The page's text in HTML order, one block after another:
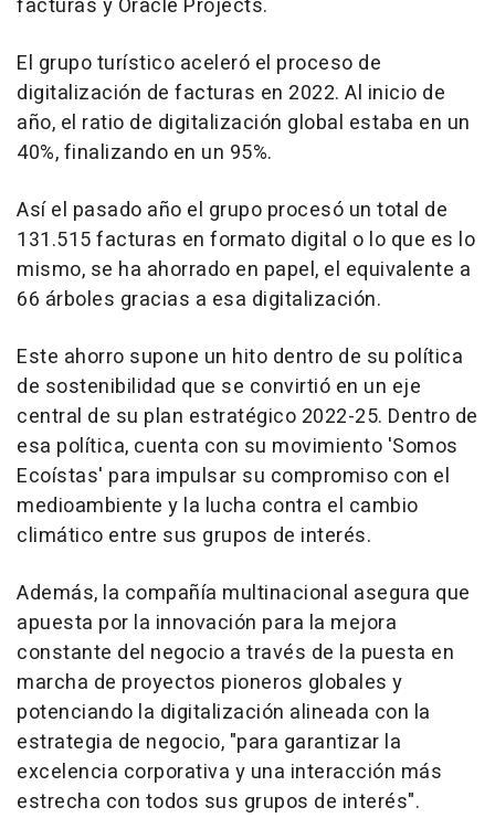
facturas y Oracle Projects.
El grupo turístico aceleró el proceso de
digitalización de facturas en 2022. Al inicio de
año, el ratio de digitalización global estaba en un
40%, finalizando en un 95%.
Así el pasado año el grupo procesó un total de
131.515 facturas en formato digital o lo que es lo
mismo, se ha ahorrado en papel, el equivalente a
66 árboles gracias a esa digitalización.
Este ahorro supone un hito dentro de su política
de sostenibilidad que se convirtió en un eje
central de su plan estratégico 2022-25. Dentro de
esa política, cuenta con su movimiento 'Somos
Ecoístas' para impulsar su compromiso con el
medioambiente y la lucha contra el cambio
climático entre sus grupos de interés.
Además, la compañía multinacional asegura que
apuesta por la innovación para la mejora
constante del negocio a través de la puesta en
marcha de proyectos pioneros globales y
potenciando la digitalización alineada con la
estrategia de negocio, "para garantizar la
excelencia corporativa y una interacción más
estrecha con todos sus grupos de interés".